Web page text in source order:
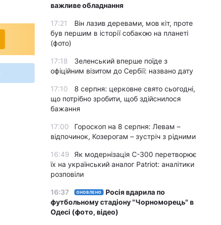
важливе обладнання
17:21
Він лазив деревами, мов кіт, проте
був першим в історії собакою на планеті
(фото)
17:18
Зеленський вперше поїде з
офіційним візитом до Сербії: названо дату
17:10
8 серпня: церковне свято сьогодні,
що потрібно зробити, щоб здійснилося
бажання
17:00
Гороскоп на 8 серпня: Левам –
відпочинок, Козерогам – зустріч з рідними
16:49
Як модернізація С-300 перетворює
їх на український аналог Patriot: аналітики
розповіли
16:37 ОНОВЛЕНО
Росія вдарила по
футбольному стадіону "Чорноморець" в
Одесі (фото, відео)